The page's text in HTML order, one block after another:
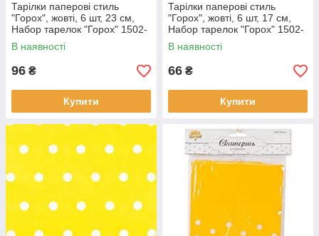
Тарілки паперові стиль
"Горох", жовті, 6 шт, 23 см,
Набор тарелок "Горох" 1502-
3920
В наявності
96 ₴
Купити
Тарілки паперові стиль
"Горох", жовті, 6 шт, 17 см,
Набор тарелок "Горох" 1502-
3911
В наявності
66 ₴
Купити